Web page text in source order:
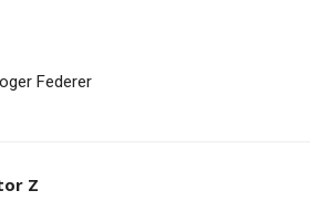
Federer
Z